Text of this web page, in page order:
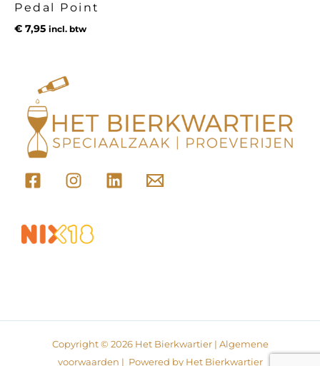
Pedal Point
€ 7,95 incl. btw
Copyright © 2026 Het Bierkwartier | Algemene
voorwaarden | Powered by Het Bierkwartier